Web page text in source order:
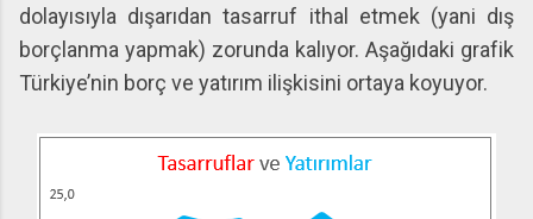
dolayısıyla dışarıdan tasarruf ithal etmek (yani dış
borçlanma yapmak) zorunda kalıyor. Aşağıdaki grafik
Türkiye’nin borç ve yatırım ilişkisini ortaya koyuyor.